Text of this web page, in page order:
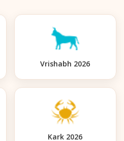
Vrishabh 2026
Kark 2026